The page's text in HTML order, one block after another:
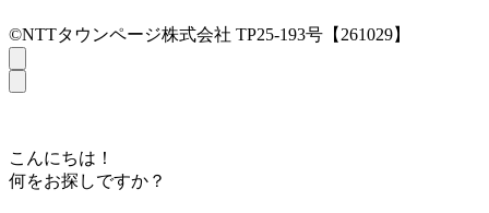
©NTTタウンページ株式会社 TP25-193号【261029】
こんにちは！
何をお探しですか？